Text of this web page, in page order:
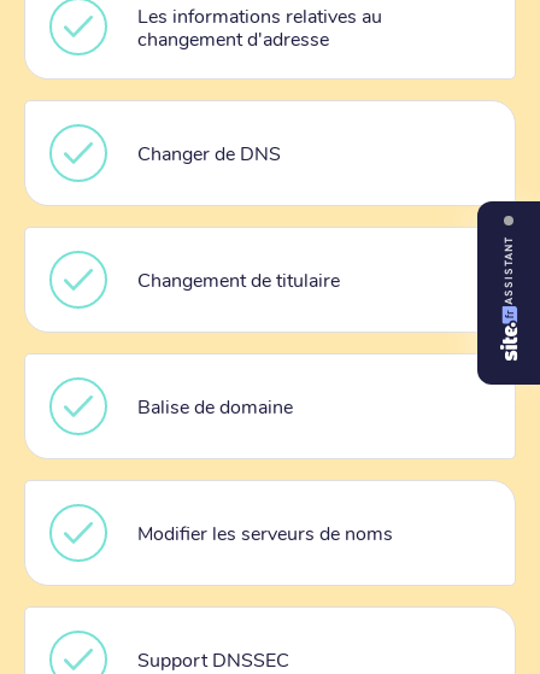
Les informations relatives au
changement d'adresse
Changer de DNS
Changement de titulaire
Balise de domaine
Modifier les serveurs de noms
Support DNSSEC
ASSISTANT